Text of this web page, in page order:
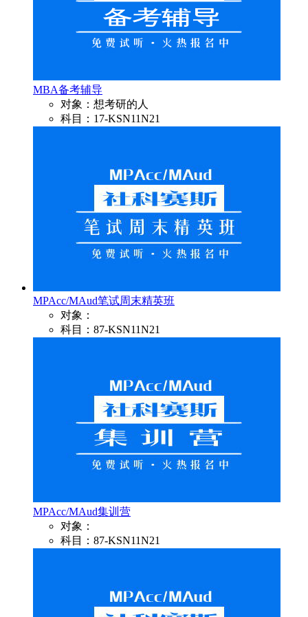
MBA备考辅导
对象：想考研的人
科目：17-KSN11N21
MPAcc/MAud笔试周末精英班
对象：
科目：87-KSN11N21
MPAcc/MAud集训营
对象：
科目：87-KSN11N21